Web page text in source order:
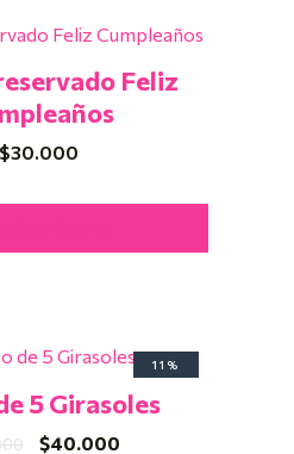
Feliz
$30.000
11%
5 Girasoles
El
original
$45.000.
$40.000
El
precio
actual
$40.000.